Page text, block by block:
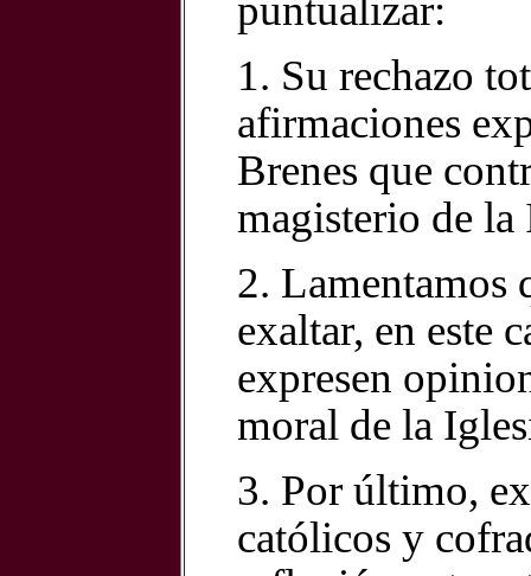
puntualizar:
1. Su rechazo
afirmaciones
Brenes que
magisterio de
2. Lamentamos
exaltar, en este
expresen
moral de la
3. Por último,
católicos y